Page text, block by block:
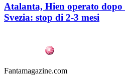
Atalanta, Hien operato
Svezia: stop di 2-3 mesi
Fantamagazine.com